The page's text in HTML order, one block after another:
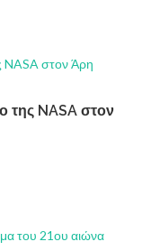
της NASA στον